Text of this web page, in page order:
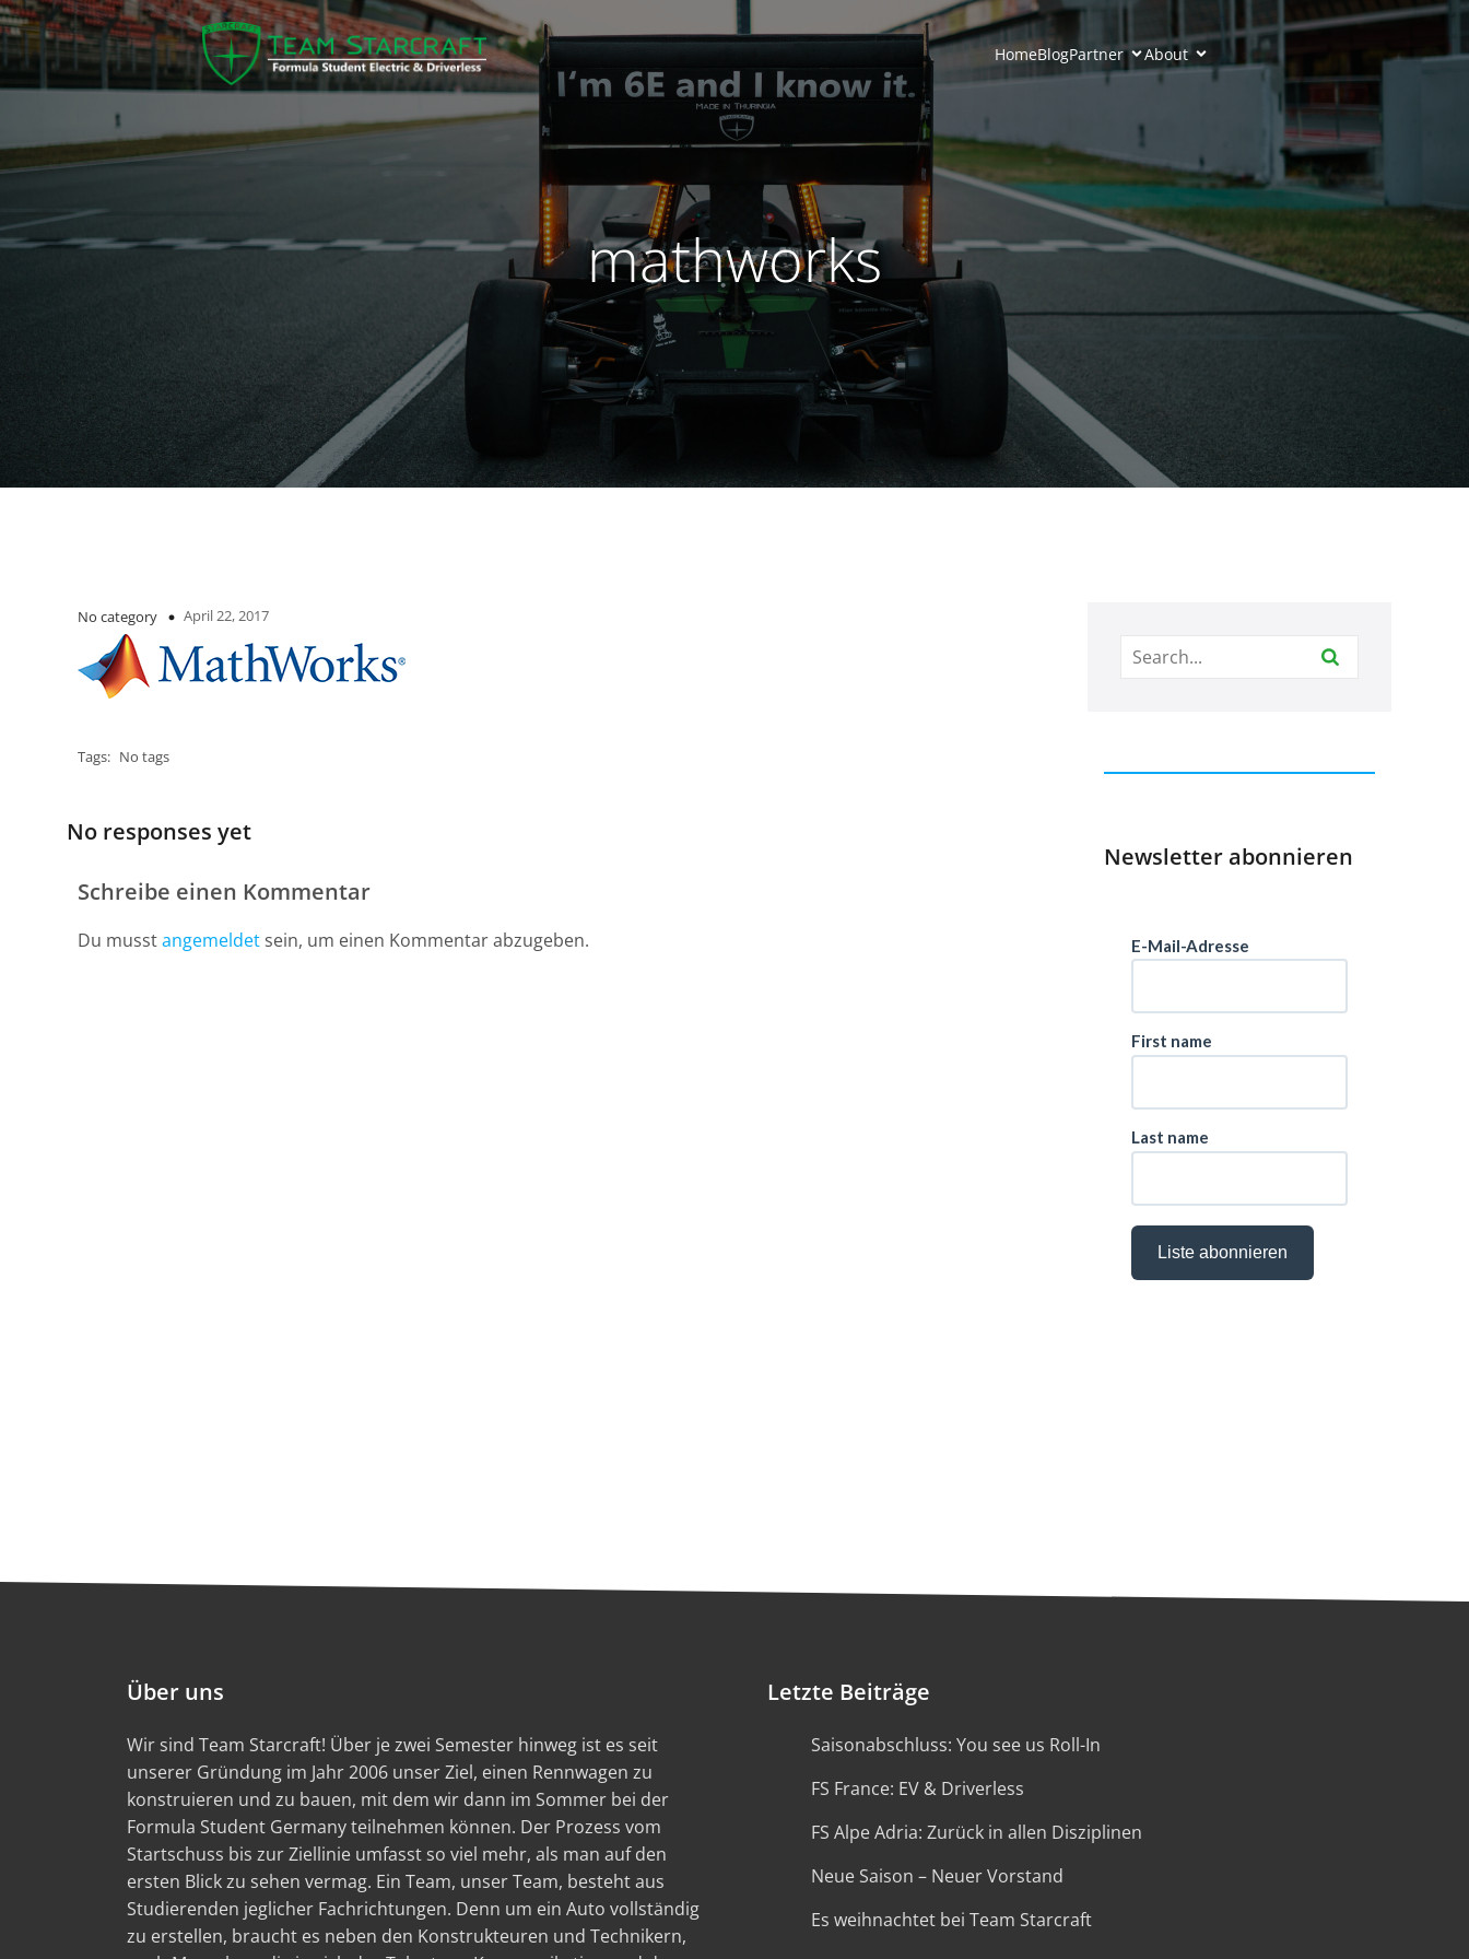
HomeBlogPartner About
mathworks
No category April 22, 2017
Tags: No tags
No responses yet
Schreibe einen Kommentar
Du musstangemeldet sein, um einen Kommentar abzugeben.
Newsletter abonnieren
Über uns
Wir sind Team Starcraft! Über je zwei Semester hinweg ist es seit
unserer Gründung im Jahr 2006 unser Ziel, einen Rennwagen zu
konstruieren und zu bauen, mit dem wir dann im Sommer bei der
Formula Student Germany teilnehmen können. Der Prozess vom
Startschuss bis zur Ziellinie umfasst so viel mehr, als man auf den
ersten Blick zu sehen vermag. Ein Team, unser Team, besteht aus
Studierenden jeglicher Fachrichtungen. Denn um ein Auto vollständig
zu erstellen, braucht es neben den Konstrukteuren und Technikern,
Letzte Beiträge
Saisonabschluss: You see us Roll-In
FS France: EV & Driverless
FS Alpe Adria: Zurück in allen Disziplinen
Neue Saison – Neuer Vorstand
Es weihnachtet bei Team Starcraft